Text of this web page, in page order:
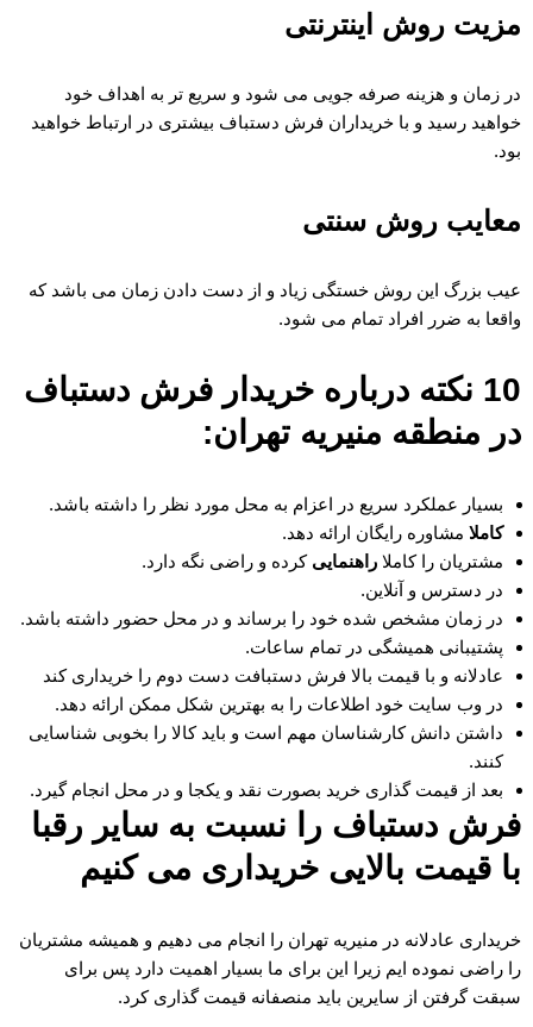
مزیت روش اینترنتی
در زمان و هزینه صرفه جویی می شود و سریع تر به اهداف خود
خواهید رسید و با خریداران فرش دستباف بیشتری در ارتباط خواهید
بود.
معایب روش سنتی
عیب بزرگ این روش خستگی زیاد و از دست دادن زمان می باشد که
واقعا به ضرر افراد تمام می شود.
10 نکته درباره خریدار فرش دستباف
در منطقه منیریه تهران:
بسیار عملکرد سریع در اعزام به محل مورد نظر را داشته باشد.
کاملا مشاوره رایگان ارائه دهد.
مشتریان را کاملا راهنمایی کرده و راضی نگه دارد.
در دسترس و آنلاین.
در زمان مشخص شده خود را برساند و در محل حضور داشته باشد.
پشتیبانی همیشگی در تمام ساعات.
عادلانه و با قیمت بالا فرش دستبافت دست دوم را خریداری کند
در وب سایت خود اطلاعات را به بهترین شکل ممکن ارائه دهد.
داشتن دانش کارشناسان مهم است و باید کالا را بخوبی شناسایی
کنند.
بعد از قیمت گذاری خرید بصورت نقد و یکجا و در محل انجام گیرد.
فرش دستباف را نسبت به سایر رقبا
با قیمت بالایی خریداری می کنیم
خریداری عادلانه در منیریه تهران را انجام می دهیم و همیشه مشتریان
را راضی نموده ایم زیرا این برای ما بسیار اهمیت دارد پس برای
سبقت گرفتن از سایرین باید منصفانه قیمت گذاری کرد.